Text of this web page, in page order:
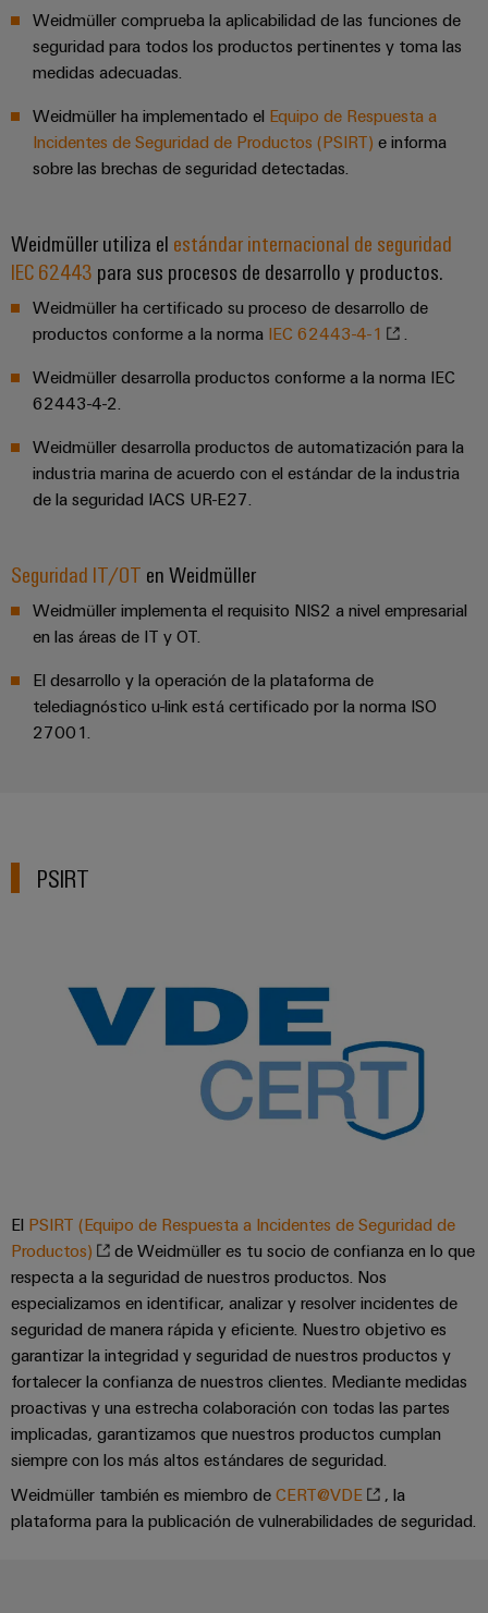
clima
en
el
transporte
Transmisión
y
y
para
las
energéticas
Tratamiento
agua
y
tratamiento
aguas
residuales
Soluciones
para
industria
del
Infraestructura
del
armario
de
distribución
de
montaje
Guías
Cajas
y
adaptadas
de
cables
Application
IoT
Industrial
Connectivity.
Configurador
Weidmüller
Ingeniería
avanzada:
intuitiva,
sencilla y
rápida
Weidmüller comprueba la aplicabilidad de las funciones de
seguridad para todos los productos pertinentes y toma las
medidas adecuadas.
Weidmüller ha implementado el Equipo de Respuesta a
Incidentes de Seguridad de Productos (PSIRT) e informa
sobre las brechas de seguridad detectadas.
Weidmüller utiliza el estándar internacional de seguridad
IEC 62443 para sus procesos de desarrollo y productos.
Weidmüller ha certificado su proceso de desarrollo de
productos conforme a la norma IEC 62443-4-1
Weidmüller desarrolla productos conforme a la norma IEC
62443-4-2.
Weidmüller desarrolla productos de automatización para la
industria marina de acuerdo con el estándar de la industria
de la seguridad IACS UR-E27.
Seguridad IT/OT en Weidmüller
Weidmüller implementa el requisito NIS2 a nivel empresarial
en las áreas de IT y OT.
El desarrollo y la operación de la plataforma de
telediagnóstico u-link está certificado por la norma ISO
27001.
PSIRT
El PSIRT (Equipo de Respuesta a Incidentes de Seguridad de
Productos)
de Weidmüller es tu socio de confianza en lo que
respecta a la seguridad de nuestros productos. Nos
especializamos en identificar, analizar y resolver incidentes de
seguridad de manera rápida y eficiente. Nuestro objetivo es
garantizar la integridad y seguridad de nuestros productos y
fortalecer la confianza de nuestros clientes. Mediante medidas
proactivas y una estrecha colaboración con todas las partes
implicadas, garantizamos que nuestros productos cumplan
siempre con los más altos estándares de seguridad.
Weidmüller también es miembro de CERT@VDE
, la
plataforma para la publicación de vulnerabilidades de seguridad.